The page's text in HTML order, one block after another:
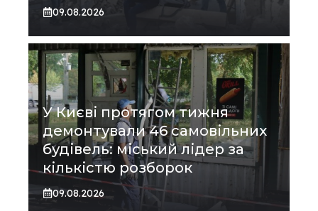
09.08.2026
У Києві протягом тижня
демонтували 46 самовільних
будівель: міський лідер за
кількістю розборок
09.08.2026